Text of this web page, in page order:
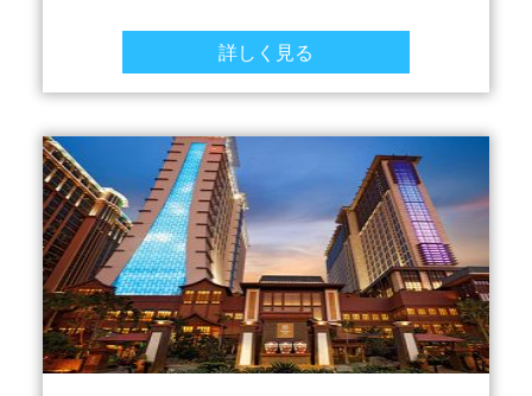
詳しく見る